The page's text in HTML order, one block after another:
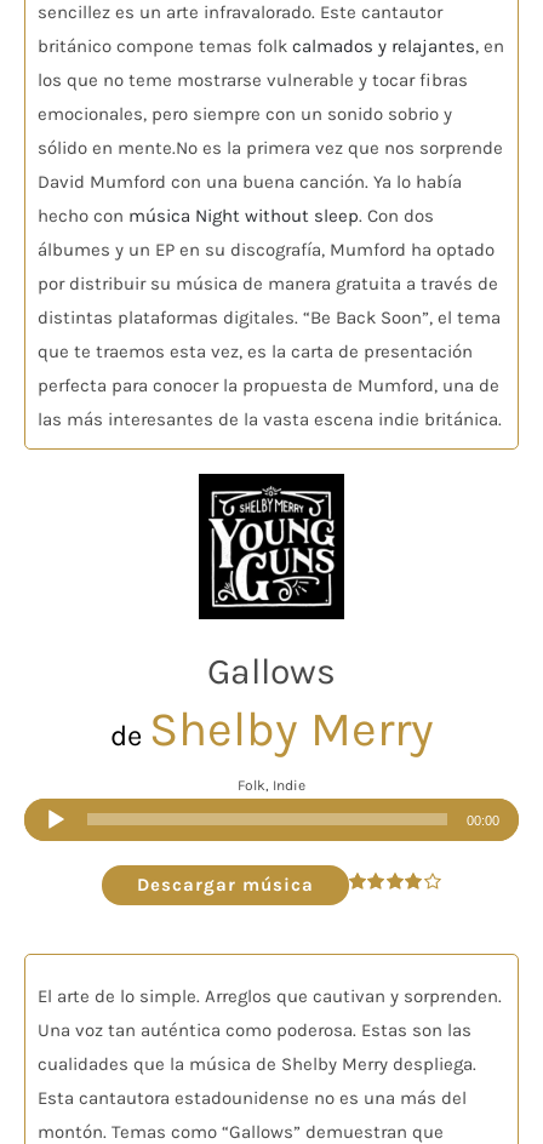
sencillez es un arte infravalorado. Este cantautor
británico compone temas folk calmados y relajantes, en
los que no teme mostrarse vulnerable y tocar fibras
emocionales, pero siempre con un sonido sobrio y
sólido en mente.No es la primera vez que nos sorprende
David Mumford con una buena canción. Ya lo había
hecho con música Night without sleep. Con dos
álbumes y un EP en su discografía, Mumford ha optado
por distribuir su música de manera gratuita a través de
distintas plataformas digitales. “Be Back Soon”, el tema
que te traemos esta vez, es la carta de presentación
perfecta para conocer la propuesta de Mumford, una de
las más interesantes de la vasta escena indie británica.
Gallows
de Shelby Merry
Folk, Indie
Reproductor
de
audio
00:00
Descargar música
El arte de lo simple. Arreglos que cautivan y sorprenden.
Una voz tan auténtica como poderosa. Estas son las
cualidades que la música de Shelby Merry despliega.
Esta cantautora estadounidense no es una más del
montón. Temas como “Gallows” demuestran que